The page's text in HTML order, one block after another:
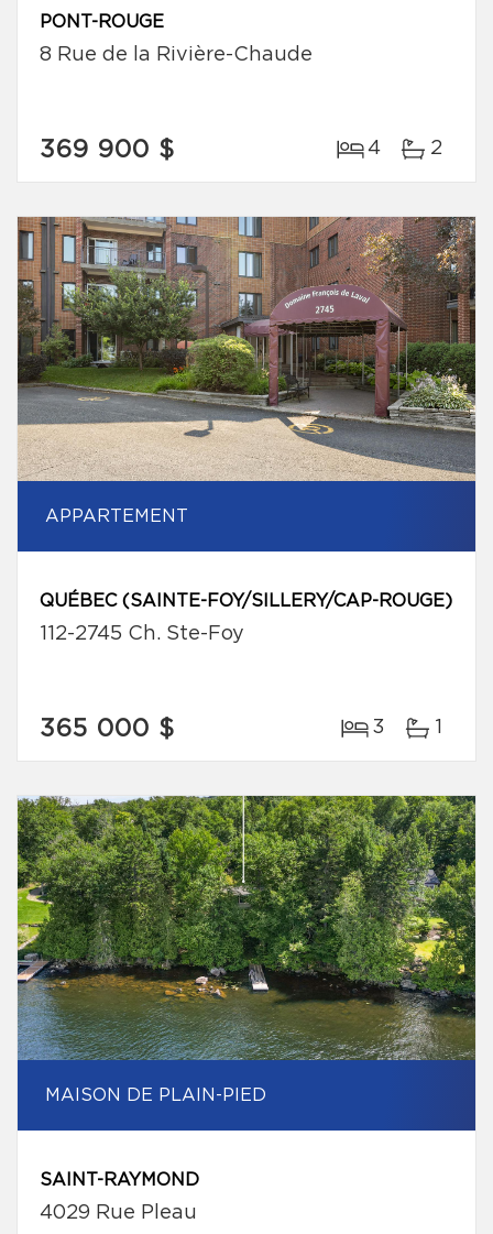
PONT-ROUGE
8 Rue de la Rivière-Chaude
369 900 $ 4 2
APPARTEMENT
QUÉBEC (SAINTE-FOY/SILLERY/CAP-ROUGE)
112-2745 Ch. Ste-Foy
365 000 $ 3 1
MAISON DE PLAIN-PIED
SAINT-RAYMOND
4029 Rue Pleau